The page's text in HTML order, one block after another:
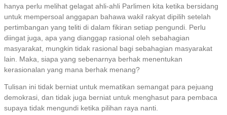
hanya perlu melihat gelagat ahli-ahli Parlimen kita ketika bersidang
untuk mempersoal anggapan bahawa wakil rakyat dipilih setelah
pertimbangan yang teliti di dalam fikiran setiap pengundi. Perlu
diingat juga, apa yang dianggap rasional oleh sebahagian
masyarakat, mungkin tidak rasional bagi sebahagian masyarakat
lain. Maka, siapa yang sebenarnya berhak menentukan
kerasionalan yang mana berhak menang?
Tulisan ini tidak berniat untuk mematikan semangat para pejuang
demokrasi, dan tidak juga berniat untuk menghasut para pembaca
supaya tidak mengundi ketika pilihan raya nanti.